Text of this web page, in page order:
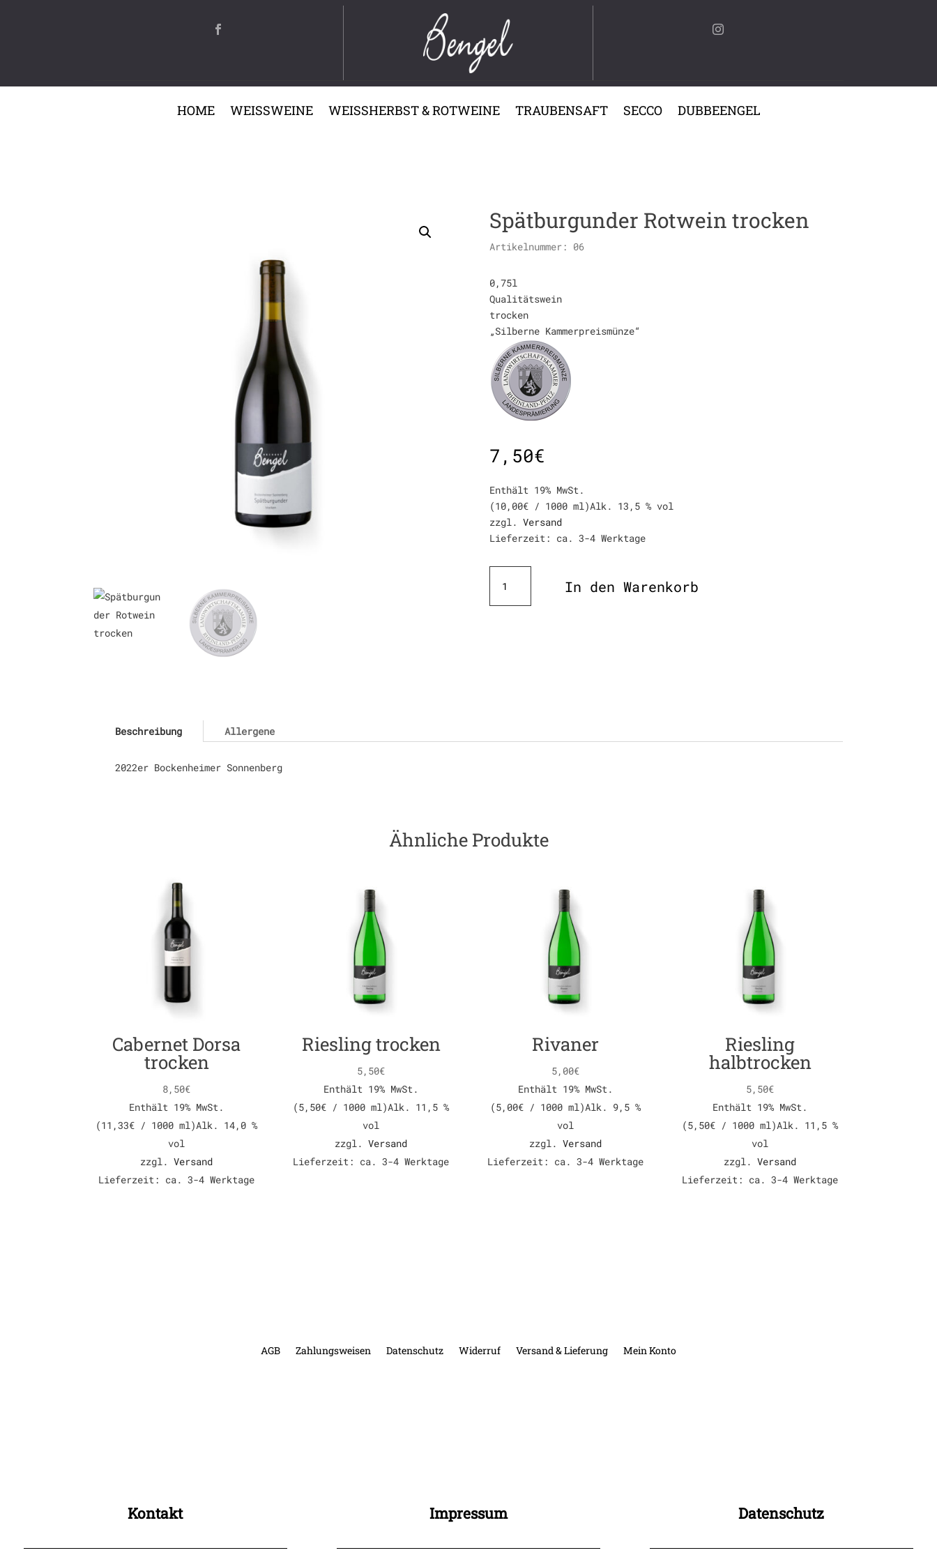
HOME WEISSWEINE WEISSHERBST & ROTWEINE TRAUBENSAFT SECCO DUBBEENGEL
Spätburgunder Rotwein trocken
Artikelnummer: 06
0,75l
Qualitätswein
trocken
„Silberne Kammerpreismünze“
7,50€
Enthält 19% MwSt.
(10,00€/ 1000 ml)Alk. 13,5 % vol
zzgl. Versand
Lieferzeit: ca. 3-4 Werktage
Rotwein
trocken
In den Warenkorb
Beschreibung Allergene
2022er Bockenheimer Sonnenberg
Ähnliche Produkte
Cabernet Dorsa
trocken
8,50€
Enthält 19% MwSt.
(11,33€ / 1000 ml)Alk. 14,0 %
vol
zzgl.Versand
Lieferzeit: ca. 3-4 Werktage
Riesling trocken
5,50€
Enthält 19% MwSt.
(5,50€ / 1000 ml)Alk. 11,5 %
vol
zzgl.Versand
Lieferzeit: ca. 3-4 Werktage
Rivaner
5,00€
Enthält 19% MwSt.
(5,00€ / 1000 ml)Alk. 9,5 %
vol
zzgl.Versand
Lieferzeit: ca. 3-4 Werktage
Riesling
halbtrocken
5,50€
Enthält 19% MwSt.
(5,50€ / 1000 ml)Alk. 11,5 %
vol
zzgl.Versand
Lieferzeit: ca. 3-4 Werktage
AGB Zahlungsweisen Datenschutz Widerruf Versand & Lieferung Mein Konto
Kontakt Impressum Datenschutz